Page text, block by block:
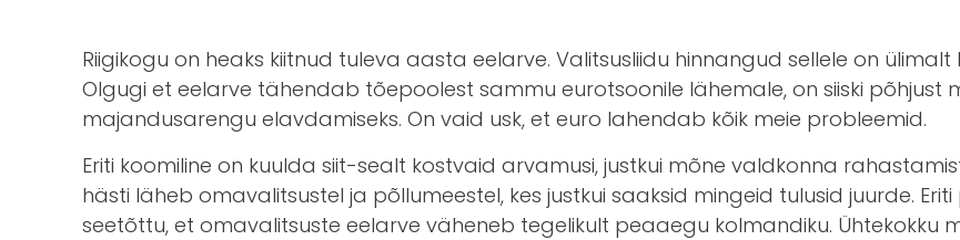
Riigikogu on heaks kiitnud tuleva aasta eelarve. Valitsusliidu hinnangud sellele on ülimalt
Olgugi et eelarve tähendab tõepoolest sammu eurotsoonile lähemale, on siiski põhjust
majandusarengu elavdamiseks. On vaid usk, et euro lahendab kõik meie probleemid.
Eriti koomiline on kuulda siit-sealt kostvaid arvamusi, justkui mõne valdkonna
hästi läheb omavalitsustel ja põllumeestel, kes justkui saaksid mingeid tulusid juurde.
seetõttu, et omavalitsuste eelarve väheneb tegelikult peaaegu kolmandiku. Ühtekokku